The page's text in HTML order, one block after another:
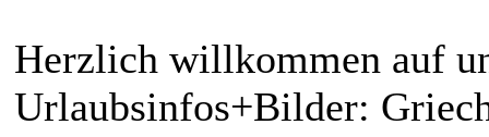
Herzlich willkommen auf
Urlaubsinfos+Bilder: